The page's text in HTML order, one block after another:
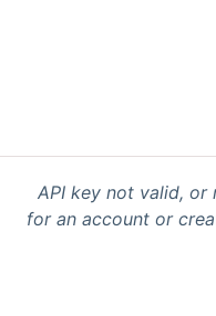
API key not valid,
for an account or